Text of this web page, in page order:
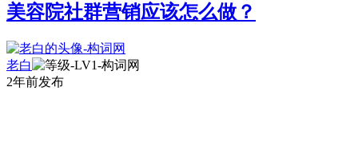
美容院社群营销应该怎么做？
老白
2年前发布